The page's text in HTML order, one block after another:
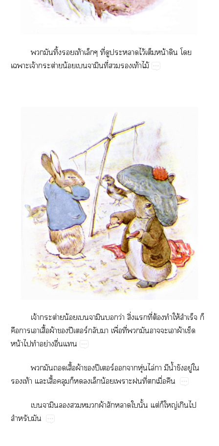
​​ิ้​​ท้​​ี่​​​ไว้​​น้​​​
​จ้​ต่​น้​ี่​​​ท้​ไม้
จ้​ต่​น้​​​​ว่​ิ่​​ี่​ต้​​ให้​​​
​​​ื้​ผ้​​ปี​ร์​​​ื่​ี่​​​​​​ผ้​​
น้​​​ย่​ื่​
​​​ื้​ผ้​​ปี​ร์​​​ุ่​ไล่​​​น้ำ​​ู่​​
​ท้​​ื้​​​​​​น้​​​ี่​​ื่​
​​​ผ้​​​ั้​ต่​​ญ่​​​
​